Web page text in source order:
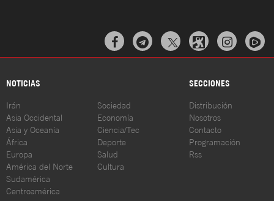
  
NOTICIAS SECCIONES
Irán
Asia Occidental
Asia y Oceanía
África
Europa
América del Norte
Sudamérica
Centroamérica
Sociedad
Economía
Ciencia/Tec
Deporte
Salud
Cultura
Distribución
Nosotros
Contacto
Programación
Rss